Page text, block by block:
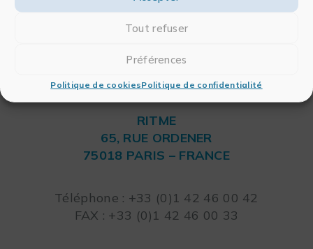
Tout refuser
Préférences
Politique de cookiesPolitique de confidentialité
RITME
65, RUE ORDENER
75018 PARIS – FRANCE
Téléphone : +33 (0)1 42 46 00 42
FAX : +33 (0)1 42 46 00 33